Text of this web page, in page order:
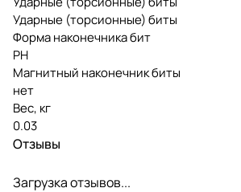
Ударные (торсионные) биты
Форма наконечника бит
PH
Магнитный наконечник биты
нет
Вес, кг
0.03
Отзывы
Загрузка отзывов...